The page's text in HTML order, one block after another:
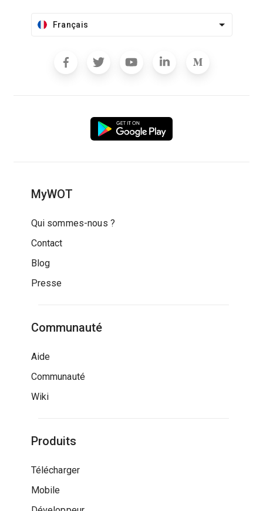
Français
MyWOT
Qui sommes-nous ?
Contact
Blog
Presse
Communauté
Aide
Communauté
Wiki
Produits
Télécharger
Mobile